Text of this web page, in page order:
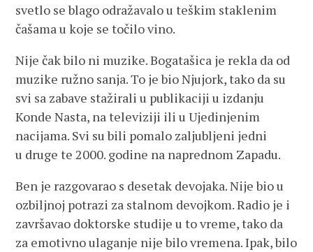
svetlo se blago odražavalo u teškim staklenim
čašama u koje se točilo vino.
Nije čak bilo ni muzike. Bogatašica je rekla da od
muzike ružno sanja. To je bio Njujork, tako da su
svi sa zabave stažirali u publikaciji u izdanju
Konde Nasta, na televiziji ili u Ujedinjenim
nacijama. Svi su bili pomalo zaljubljeni jedni
u druge te 2000. godine na naprednom Zapadu.
Ben je razgovarao s desetak devojaka. Nije bio u
ozbiljnoj potrazi za stalnom devojkom. Radio je i
završavao doktorske studije u to vreme, tako da
za emotivno ulaganje nije bilo vremena. Ipak, bilo